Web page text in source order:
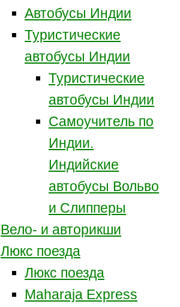
Автобусы Индии
Туристические
автобусы Индии
Туристические
автобусы Индии
Самоучитель по
Индии.
Индийские
автобусы Вольво
и Слипперы
Вело- и авторикши
Люкс поезда
Люкс поезда
Maharaja Express